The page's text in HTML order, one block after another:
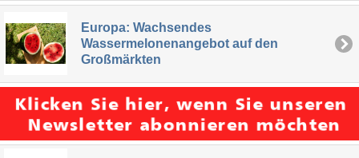
Europa: Wachsendes
Wassermelonenangebot auf den
Großmärkten